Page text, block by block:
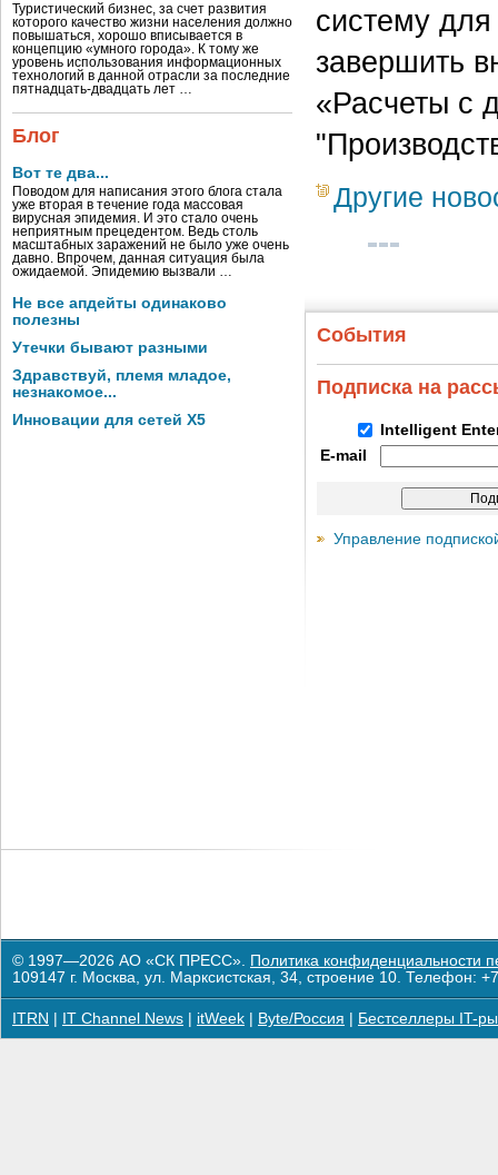
Туристический бизнес, за счет развития
которого качество жизни населения должно
повышаться, хорошо вписывается в
концепцию «умного города». К тому же
уровень использования информационных
технологий в данной отрасли за последние
пятнадцать-двадцать лет …
Блог
Вот те два...
Поводом для написания этого блога стала
уже вторая в течение года массовая
вирусная эпидемия. И это стало очень
неприятным прецедентом. Ведь столь
масштабных заражений не было уже очень
давно. Впрочем, данная ситуация была
ожидаемой. Эпидемию вызвали …
Не все апдейты одинаково
полезны
Утечки бывают разными
Здравствуй, племя младое,
незнакомое...
Инновации для сетей X5
систему
завершить
«Расчеты с
Другие
События
Подписка на
Intelligent
E-mail
Управление
© 1997—2026 АО «СК ПРЕСС». Политика конфиденциальности
109147 г. Москва, ул. Марксистская, 34, строение 10. Телефон:
ITRN IT Channel News itWeek Byte/Россия Бестселлеры IT-